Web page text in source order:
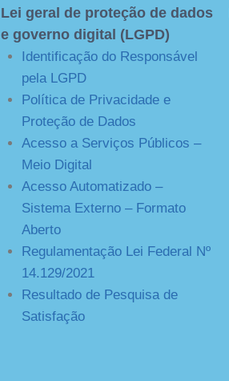
Lei geral de proteção de dados
e governo digital (LGPD)
Identificação do Responsável
pela LGPD
Política de Privacidade e
Proteção de Dados
Acesso a Serviços Públicos –
Meio Digital
Acesso Automatizado –
Sistema Externo – Formato
Aberto
Regulamentação Lei Federal Nº
14.129/2021
Resultado de Pesquisa de
Satisfação